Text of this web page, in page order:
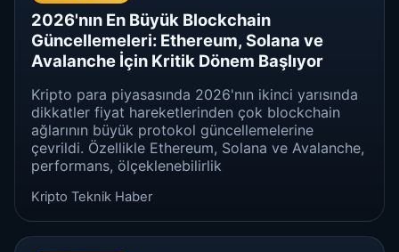
2026'nın En Büyük Blockchain
Güncellemeleri: Ethereum, Solana ve
Avalanche İçin Kritik Dönem Başlıyor
Kripto para piyasasında 2026'nın ikinci yarısında
dikkatler fiyat hareketlerinden çok blockchain
ağlarının büyük protokol güncellemelerine
çevrildi. Özellikle Ethereum, Solana ve Avalanche,
performans, ölçeklenebilirlik
Kripto Teknik Haber